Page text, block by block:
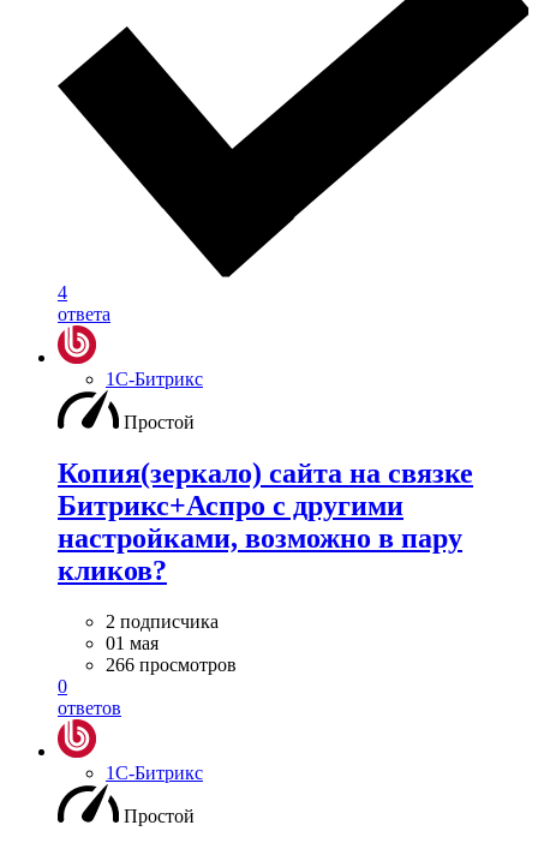
4
ответа
1С-Битрикс
Простой
Копия(зеркало) сайта на связке
Битрикс+Аспро с другими
настройками, возможно в пару
кликов?
2 подписчика
01 мая
266 просмотров
0
ответов
1С-Битрикс
Простой